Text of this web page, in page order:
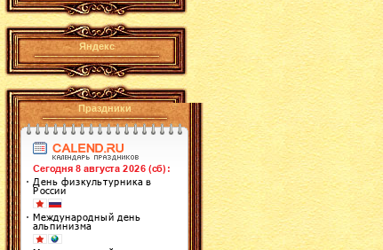
Яндекс
Праздники